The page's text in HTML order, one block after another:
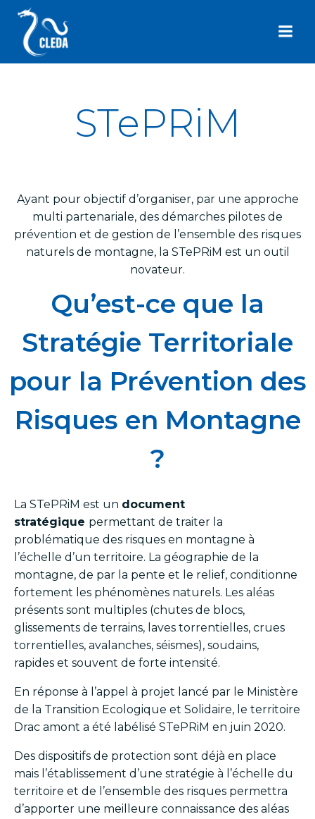
STePRiM
Ayant pour objectif d’organiser, par une approche
multi partenariale, des démarches pilotes de
prévention et de gestion de l’ensemble des risques
naturels de montagne, la STePRiM est un outil
novateur.
Qu’est-ce que la
Stratégie Territoriale
pour la Prévention des
Risques en Montagne
?
La STePRiM est un document
stratégique permettant de traiter la
problématique des risques en montagne à
l’échelle d’un territoire. La géographie de la
montagne, de par la pente et le relief, conditionne
fortement les phénomènes naturels. Les aléas
présents sont multiples (chutes de blocs,
glissements de terrains, laves torrentielles, crues
torrentielles, avalanches, séismes), soudains,
rapides et souvent de forte intensité.
En réponse à l’appel à projet lancé par le Ministère
de la Transition Ecologique et Solidaire, le territoire
Drac amont a été labélisé STePRiM en juin 2020.
Des dispositifs de protection sont déjà en place
mais l’établissement d’une stratégie à l’échelle du
territoire et de l’ensemble des risques permettra
d’apporter une meilleure connaissance des aléas